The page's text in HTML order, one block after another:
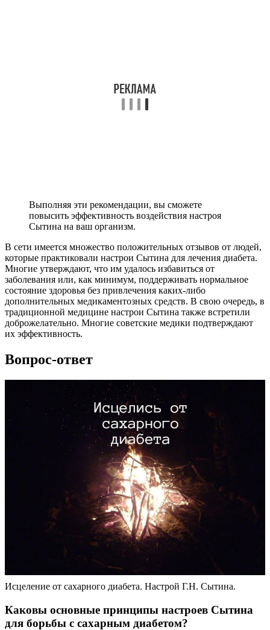
Выполняя эти рекомендации, вы сможете
повысить эффективность воздействия настроя
Сытина на ваш организм.
В сети имеется множество положительных отзывов от людей,
которые практиковали настрои Сытина для лечения диабета.
Многие утверждают, что им удалось избавиться от
заболевания или, как минимум, поддерживать нормальное
состояние здоровья без привлечения каких-либо
дополнительных медикаментозных средств. В свою очередь, в
традиционной медицине настрои Сытина также встретили
доброжелательно. Многие советские медики подтверждают
их эффективность.
Вопрос-ответ
Исцеление от сахарного диабета. Настрой Г.Н. Сытина.
Каковы основные принципы настроев Сытина
для борьбы с сахарным диабетом?